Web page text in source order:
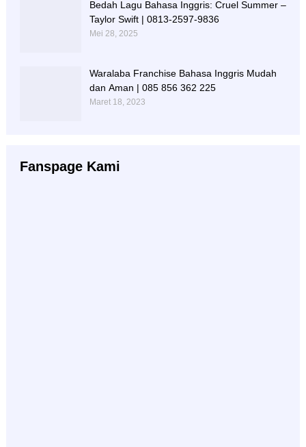
Bedah Lagu Bahasa Inggris: Cruel Summer –
Taylor Swift | 0813-2597-9836
Mei 28, 2025
Waralaba Franchise Bahasa Inggris Mudah
dan Aman | 085 856 362 225
Maret 18, 2023
Fanspage Kami